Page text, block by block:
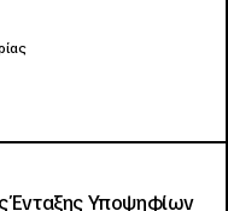
Ένταξης Υποψηφίων